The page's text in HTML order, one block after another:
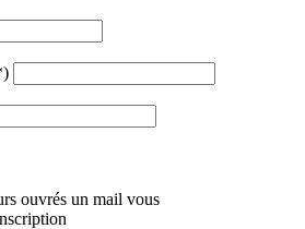
ouvrés un mail vous